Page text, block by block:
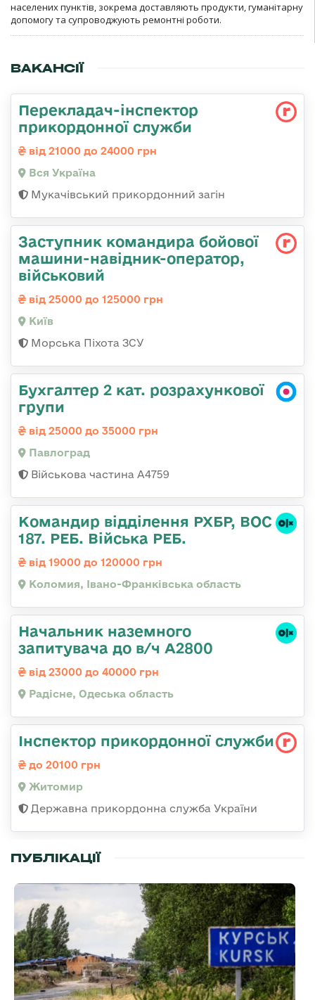
населених пунктів, зокрема доставляють продукти, гуманітарну
допомогу та супроводжують ремонтні роботи.
ВАКАНСІЇ
Перекладач-інспектор
прикордонної служби
від 21000 до 24000 грн
Вся Україна
Мукачівський прикордонний загін
Заступник командиpа бойової
машини-навідник-оператор,
військовий
від 25000 до 125000 грн
Київ
Морська Піхота ЗСУ
Бухгалтер 2 кат. розрахункової
групи
від 25000 до 35000 грн
Павлоград
Військова частина А4759
Командир відділення РХБР, ВОС
187. РЕБ. Війська РЕБ.
від 19000 до 120000 грн
Коломия, Івано-Франківська область
Начальник наземного
запитувача до в/ч А2800
від 23000 до 40000 грн
Радісне, Одеська область
Інспектор прикордонної служби
до 20100 грн
Житомир
Державна прикордонна служба України
ПУБЛІКАЦІЇ